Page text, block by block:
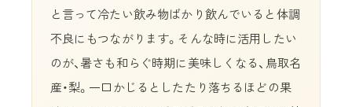
と言って冷たい飲み物ばかり飲んでいると体調
不良にもつながります。そんな時に活用したい
のが、暑さも和らぐ時期に美味しくなる、鳥取名
産・梨。一口かじるとしたたり落ちるほどの果